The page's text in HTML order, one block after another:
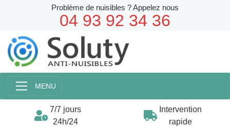
MENU
7/7 jours
24h/24
Intervention
rapide
Problème de nuisibles ? Appelez nous
04 93 92 34 36